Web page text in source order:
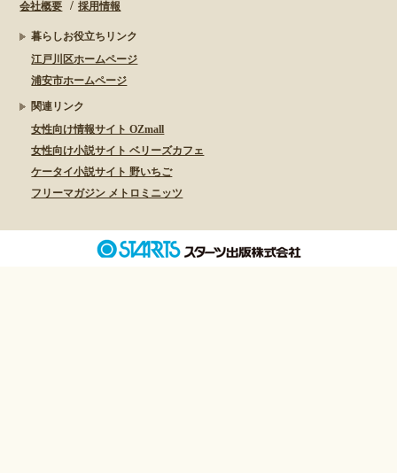
会社概要
採用情報
暮らしお役立ちリンク
江戸川区ホームページ
浦安市ホームページ
関連リンク
女性向け情報サイト OZmall
女性向け小説サイト ベリーズカフェ
ケータイ小説サイト 野いちご
フリーマガジン メトロミニッツ